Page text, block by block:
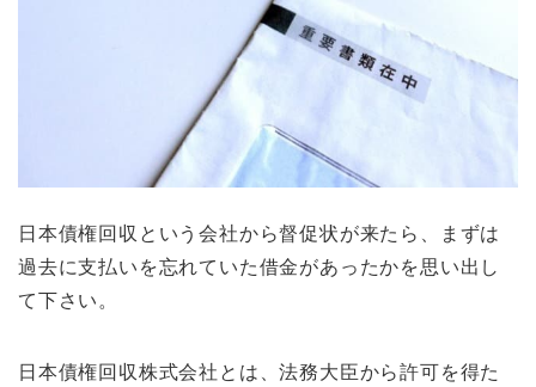
日本債権回収という会社から督促状が来たら、まずは
過去に支払いを忘れていた借金があったかを思い出し
て下さい。
日本債権回収株式会社とは、法務大臣から許可を得た